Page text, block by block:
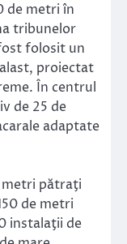
de metri în
tribunelor
folosit un
proiectat
În centrul
de 25 de
adaptate
metri pătraţi
de metri
instalaţii de